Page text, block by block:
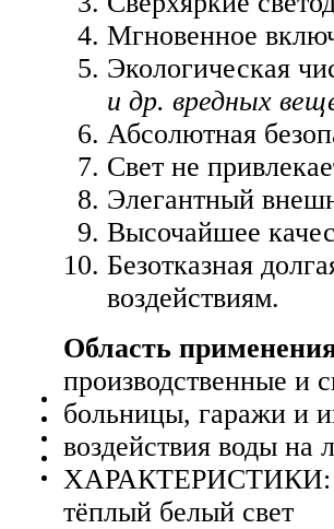
Мгновенное
Экологическая
и др. вредных
Абсолютная
Свет не
Элегантный
Высочайшее
Безотказная
воздействиям.
Область
производственные и
больницы, гаражи и
воздействия воды на
ХАРАКТЕРИСТИКИ:
тёплый белый свет